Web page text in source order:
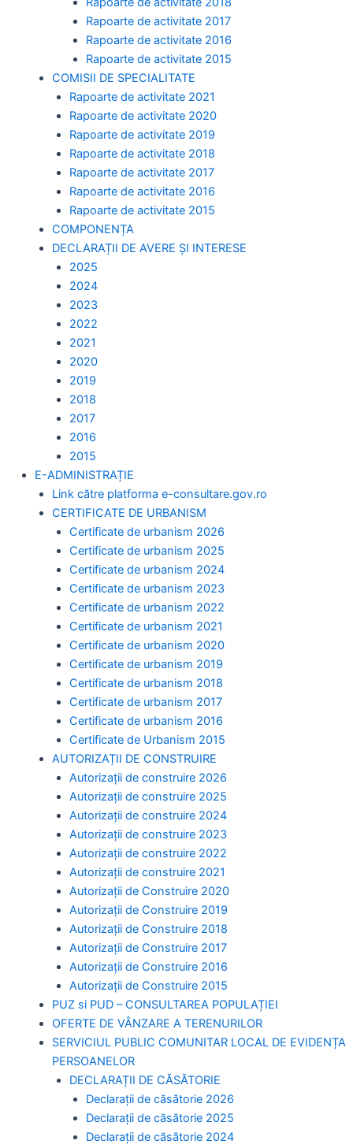
Rapoarte de activitate 2017
Rapoarte de activitate 2016
Rapoarte de activitate 2015
COMISII DE SPECIALITATE
Rapoarte de activitate 2021
Rapoarte de activitate 2020
Rapoarte de activitate 2019
Rapoarte de activitate 2018
Rapoarte de activitate 2017
Rapoarte de activitate 2016
Rapoarte de activitate 2015
COMPONENȚA
DECLARAȚII DE AVERE ȘI INTERESE
2025
2024
2023
2022
2021
2020
2019
2018
2017
2016
2015
E-ADMINISTRAȚIE
Link către platforma e-consultare.gov.ro
CERTIFICATE DE URBANISM
Certificate de urbanism 2026
Certificate de urbanism 2025
Certificate de urbanism 2024
Certificate de urbanism 2023
Certificate de urbanism 2022
Certificate de urbanism 2021
Certificate de urbanism 2020
Certificate de urbanism 2019
Certificate de urbanism 2018
Certificate de urbanism 2017
Certificate de urbanism 2016
Certificate de Urbanism 2015
AUTORIZAȚII DE CONSTRUIRE
Autorizații de construire 2026
Autorizații de construire 2025
Autorizații de construire 2024
Autorizații de construire 2023
Autorizații de construire 2022
Autorizații de construire 2021
Autorizații de Construire 2020
Autorizații de Construire 2019
Autorizaţii de Construire 2018
Autorizaţii de Construire 2017
Autorizaţii de Construire 2016
Autorizaţii de Construire 2015
PUZ si PUD – CONSULTAREA POPULAȚIEI
OFERTE DE VÂNZARE A TERENURILOR
SERVICIUL PUBLIC COMUNITAR LOCAL DE EVIDENȚA
PERSOANELOR
DECLARAȚII DE CĂSĂTORIE
Declarații de căsătorie 2026
Declarații de căsătorie 2025
Declarații de căsătorie 2024